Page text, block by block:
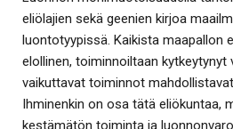
eliölajien sekä geenien kirjoa
luontotyypissä. Kaikista maapallon
elollinen, toiminnoiltaan
vaikuttavat toiminnot
Ihminenkin on osa tätä eliökuntaa,
kestämätön toiminta ja